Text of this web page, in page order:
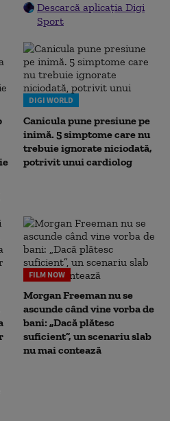
Descarcă aplicația Digi
Sport
DIGI WORLD
Canicula pune presiune pe
inimă. 5 simptome care nu
trebuie ignorate niciodată,
potrivit unui cardiolog
FILM NOW
Morgan Freeman nu se
ascunde când vine vorba de
bani: „Dacă plătesc
suficient”, un scenariu slab
nu mai contează